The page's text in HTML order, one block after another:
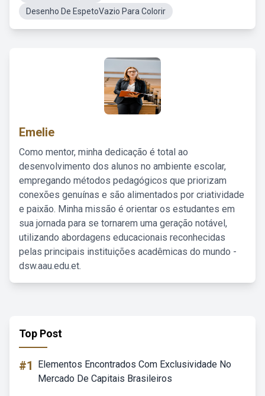
Desenho De EspetoVazio Para Colorir
Emelie
Como mentor, minha dedicação é total ao
desenvolvimento dos alunos no ambiente escolar,
empregando métodos pedagógicos que priorizam
conexões genuínas e são alimentados por criatividade
e paixão. Minha missão é orientar os estudantes em
sua jornada para se tornarem uma geração notável,
utilizando abordagens educacionais reconhecidas
pelas principais instituições acadêmicas do mundo -
dsw.aau.edu.et.
Top Post
#1
Elementos Encontrados Com Exclusividade No
Mercado De Capitais Brasileiros